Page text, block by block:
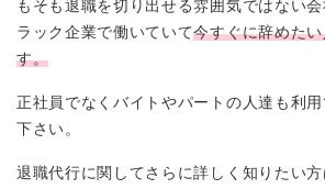
もそも退職を切り出せる雰囲気ではない
ラック企業で働いていて今すぐに辞めた
す。
正社員でなくバイトやパートの人達も利
下さい。
退職代行に関してさらに詳しく知りたい